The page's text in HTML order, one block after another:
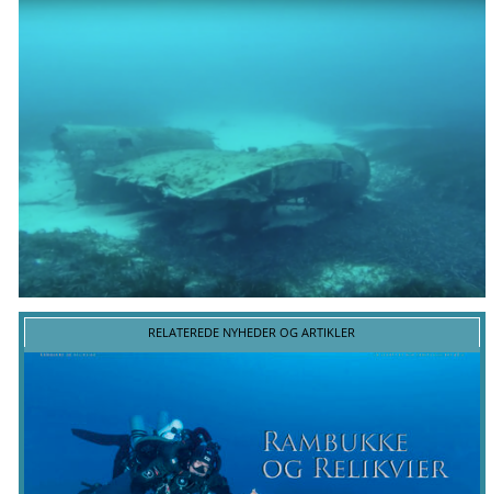
RELATEREDE NYHEDER OG ARTIKLER